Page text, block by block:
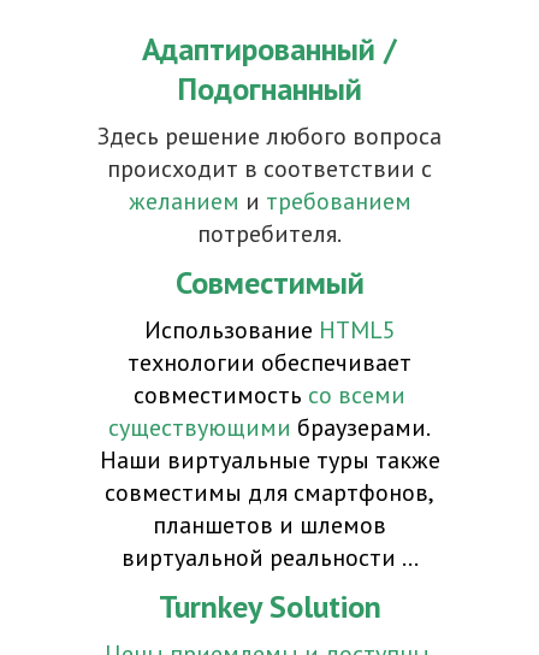
Адаптированный /
Подогнанный
Здесь решение любого вопроса
происходит в соответствии с
желанием и требованием
потребителя.
Совместимый
Использование HTML5
технологии обеспечивает
совместимость со всеми
существующими браузерами.
Наши виртуальные туры также
совместимы для смартфонов,
планшетов и шлемов
виртуальной реальности ...
Turnkey Solution